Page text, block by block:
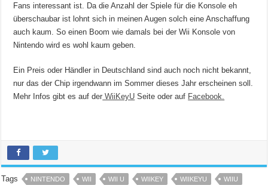
Fans interessant ist. Da die Anzahl der Spiele für die Konsole eh
überschaubar ist lohnt sich in meinen Augen solch eine Anschaffung
auch kaum. So einen Boom wie damals bei der Wii Konsole von
Nintendo wird es wohl kaum geben.
Ein Preis oder Händler in Deutschland sind auch noch nicht bekannt,
nur das der Chip irgendwann im Sommer dieses Jahr erscheinen soll.
Mehr Infos gibt es auf der WiiKeyU Seite oder auf Facebook.
Tags NINTENDO WII WII U WIIKEY WIIKEYU WIIU